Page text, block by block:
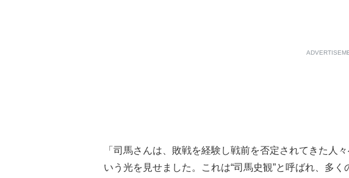
「司馬さんは、敗戦を経験し戦前を否定されてきた人
いう光を見せました。これは“司馬史観”と呼ばれ、多